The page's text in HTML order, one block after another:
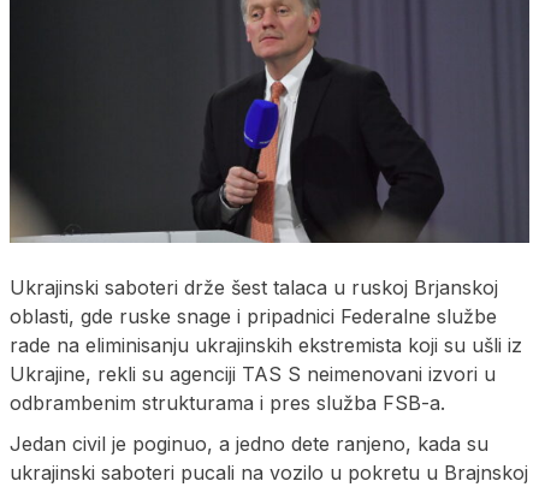
Ukrajinski saboteri drže šest talaca u ruskoj Brjanskoj
oblasti, gde ruske snage i pripadnici Federalne službe
rade na eliminisanju ukrajinskih ekstremista koji su ušli iz
Ukrajine, rekli su agenciji TAS S neimenovani izvori u
odbrambenim strukturama i pres služba FSB-a.
Jedan civil je poginuo, a jedno dete ranjeno, kada su
ukrajinski saboteri pucali na vozilo u pokretu u Brajnskoj